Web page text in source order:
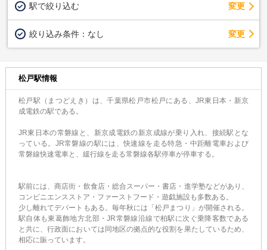
駅で絞り込む 変更
絞り込み条件： なし 変更
松戸駅情報
松戸駅（まつどえき）は、千葉県松戸市松戸にある、JR東日本・新京
成電鉄の駅である。
JR東日本の常磐線と、新京成電鉄の新京成線が乗り入れ、接続駅とな
っている。JR常磐線の駅には、快速線を走る特急・中距離電車および
常磐線快速電車と、緩行線を走る常磐線各駅停車が停車する。
駅前には、商店街・飲食店・総合スーパー・書店・進学塾などがあり、
コンビニエンスストア・ファーストフード・遊戯施設も多数ある。
少し離れてデパートもある。毎年秋には「松戸まつり」が開催される。
駅自体も東葛飾地方北部・JR常磐線沿線で柏駅に次ぐ乗降客数である
と共に、行政面においては同地区の拠点的な役割を果たしているため、
相応に賑っています。